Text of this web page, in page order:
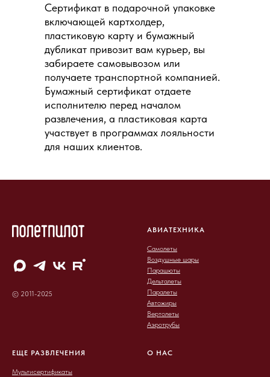
Сертификат в подарочной упаковке
включающей картхолдер,
пластиковую карту и бумажный
дубликат привозит вам курьер, вы
забираете самовывозом или
получаете транспортной компанией.
Бумажный сертификат отдаете
исполнителю перед началом
развлечения, а пластиковая карта
участвует в программах лояльности
для наших клиентов.
© 2011-2025
АВИАТЕХНИКА
Самолеты
Воздушные шары
Парашюты
Дельталеты
Паралеты
Автожиры
Вертолеты
Аэротрубы
ЕЩЕ РАЗВЛЕЧЕНИЯ
Мультисертификаты
О НАС